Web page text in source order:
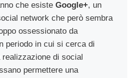
che esiste Google+, un
network che però sembra
ossessionato da
periodo in cui si cerca di
di social
permettere una